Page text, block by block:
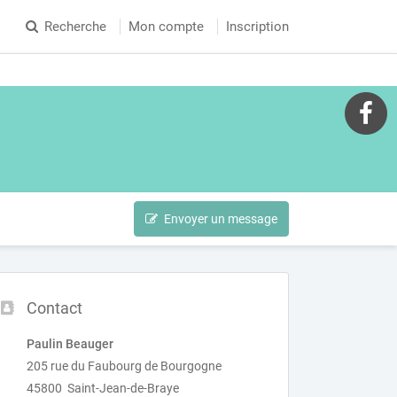
Recherche Mon compte Inscription
Envoyer un message
Contact
Paulin Beauger
205 rue du Faubourg de Bourgogne
45800 Saint-Jean-de-Braye